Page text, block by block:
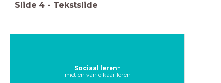
Slide 4 - Tekstslide
Sociaal leren=
met en van elkaar leren